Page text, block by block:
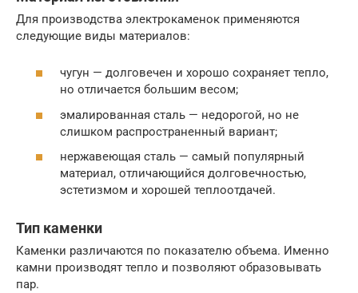
Для производства электрокаменок применяются
следующие виды материалов:
чугун — долговечен и хорошо сохраняет тепло,
но отличается большим весом;
эмалированная сталь — недорогой, но не
слишком распространенный вариант;
нержавеющая сталь — самый популярный
материал, отличающийся долговечностью,
эстетизмом и хорошей теплоотдачей.
Тип каменки
Каменки различаются по показателю объема. Именно
камни производят тепло и позволяют образовывать
пар.